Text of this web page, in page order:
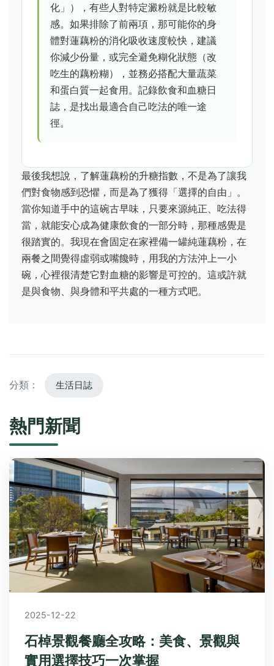
化」），有些人對特定澱粉就是比較敏
感。如果排除了前兩項，那可能你的身
體對蓮藕粉的消化吸收速度較快，建議
你減少份量，或完全避免糊化狀態（改
吃生的藕粉糊），並務必搭配大量蔬菜
和蛋白質一起食用。記錄飲食和血糖日
誌，是找出最適合自己吃法的唯一途
徑。
最後我想說，了解蓮藕粉的升糖指數，不是為了讓我
們對食物感到恐懼，而是為了獲得「選擇的自由」。
當你知道手中的這碗古早味，只要來源純正、吃法得
當，就能安心成為健康飲食的一部分時，那種感覺是
很踏實的。我現在會固定在家裡備一罐純蓮藕粉，在
兩餐之間覺得虛弱或嘴饞時，用我的方法沖上一小
碗，心裡很清楚它對血糖的影響是可控的。這或許就
是與食物、與身體和平共處的一種方式吧。
分類： 生活日誌
熱門新聞
2025-12-22
石棹景觀餐廳全攻略：美食、景觀與
實用選擇技巧一次掌握